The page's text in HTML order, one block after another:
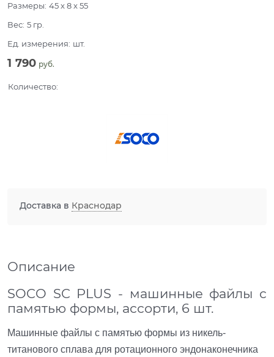
Размеры: 45 x 8 x 55
Вес: 5 гр.
Ед. измерения: шт.
1 790 руб.
Количество:
Доставка в Краснодар
Описание
SOCO SC PLUS - машинные файлы с
памятью формы, ассорти, 6 шт.
Машинные файлы с памятью формы из никель-
титанового сплава для ротационного эндонаконечника